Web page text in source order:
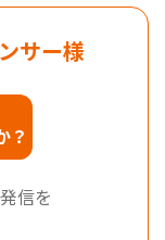
サー様
？
信を